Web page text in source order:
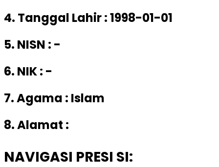
4. Tanggal Lahir : 1998-01-01
5. NISN : -
6. NIK : -
7. Agama : Islam
8. Alamat :
NAVIGASI PRESI SI: